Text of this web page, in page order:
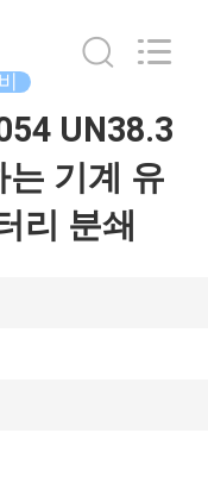
UN38.3
는 기계 유
리 분쇄